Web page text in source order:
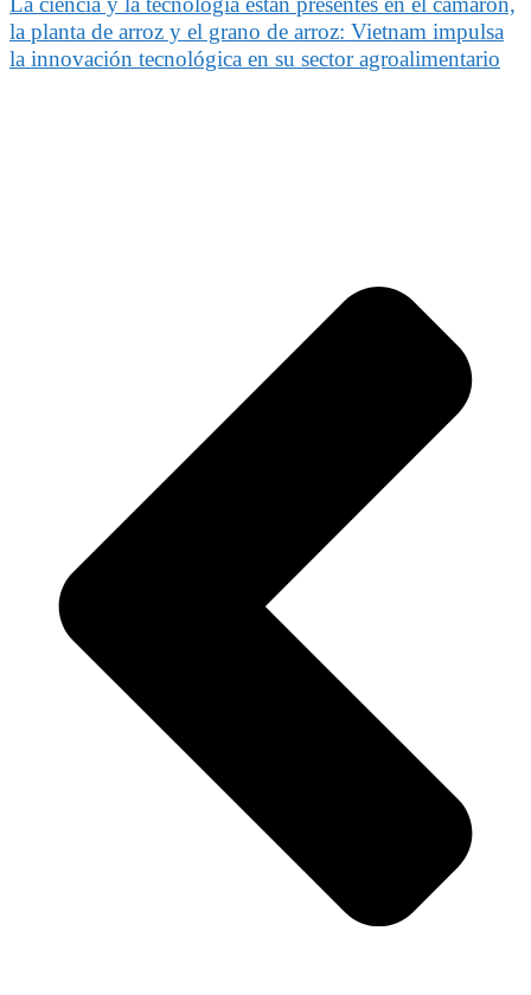
la planta de arroz y el grano de arroz: Vietnam impulsa
la innovación tecnológica en su sector agroalimentario